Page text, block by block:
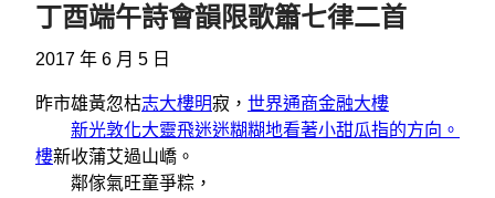
丁酉端午詩會韻限歌簫七律二首
2017 年 6 月 5 日
昨市雄黃忽枯志大樓明寂， 世界通商金融大樓
新光敦化大靈飛迷迷糊糊地看著小甜瓜指的方向。
樓新收蒲艾過山嶠。
鄰傢氣旺童爭粽，